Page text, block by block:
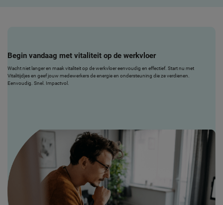
Begin vandaag met vitaliteit op de werkvloer
Wacht niet langer en maak vitaliteit op de werkvloer eenvoudig en effectief. Start nu met
Vitalitijdjes en geef jouw medewerkers de energie en ondersteuning die ze verdienen.
Eenvoudig. Snel. Impactvol.